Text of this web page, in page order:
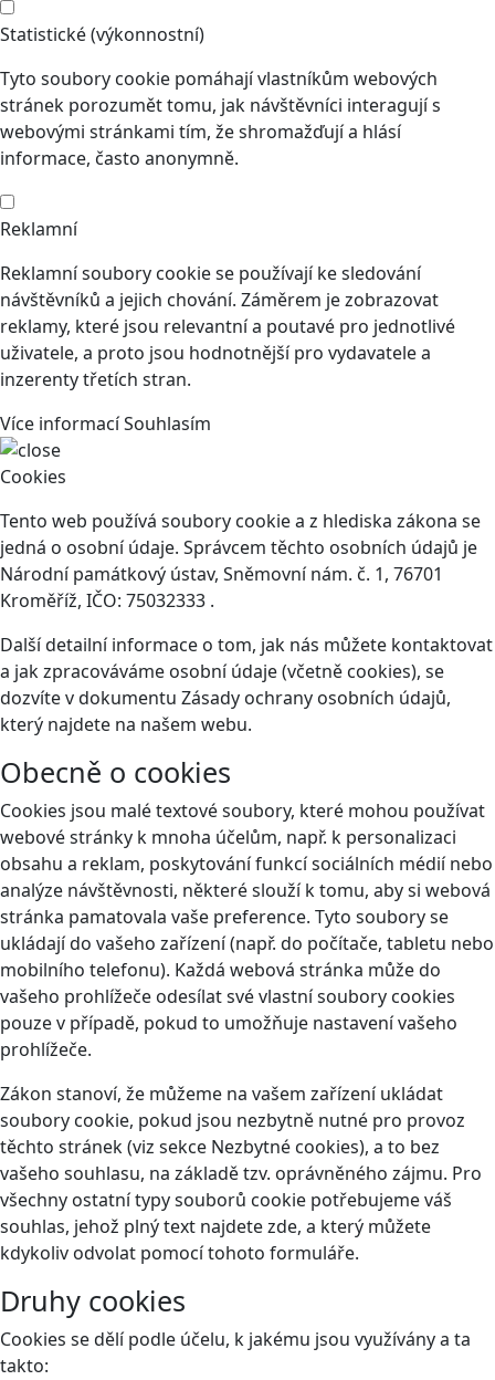
Statistické (výkonnostní)
Tyto soubory cookie pomáhají vlastníkům webových
stránek porozumět tomu, jak návštěvníci interagují s
webovými stránkami tím, že shromažďují a hlásí
informace, často anonymně.
Reklamní
Reklamní soubory cookie se používají ke sledování
návštěvníků a jejich chování. Záměrem je zobrazovat
reklamy, které jsou relevantní a poutavé pro jednotlivé
uživatele, a proto jsou hodnotnější pro vydavatele a
inzerenty třetích stran.
Více informacíSouhlasím
Cookies
Tento web používá soubory cookie a z hlediska zákona se
jedná o osobní údaje. Správcem těchto osobních údajů je
Národní památkový ústav, Sněmovní nám. č. 1, 76701
Kroměříž, IČO: 75032333 .
Další detailní informace o tom, jak nás můžete kontaktovat
a jak zpracováváme osobní údaje (včetně cookies), se
dozvíte v dokumentu Zásady ochrany osobních údajů,
který najdete na našem webu.
Obecně o cookies
Cookies jsou malé textové soubory, které mohou používat
webové stránky k mnoha účelům, např. k personalizaci
obsahu a reklam, poskytování funkcí sociálních médií nebo
analýze návštěvnosti, některé slouží k tomu, aby si webová
stránka pamatovala vaše preference. Tyto soubory se
ukládají do vašeho zařízení (např. do počítače, tabletu nebo
mobilního telefonu). Každá webová stránka může do
vašeho prohlížeče odesílat své vlastní soubory cookies
pouze v případě, pokud to umožňuje nastavení vašeho
prohlížeče.
Zákon stanoví, že můžeme na vašem zařízení ukládat
soubory cookie, pokud jsou nezbytně nutné pro provoz
těchto stránek (viz sekce Nezbytné cookies), a to bez
vašeho souhlasu, na základě tzv. oprávněného zájmu. Pro
všechny ostatní typy souborů cookie potřebujeme váš
souhlas, jehož plný text najdetezde, a který můžete
kdykoliv odvolat pomocí tohoto formuláře.
Druhy cookies
Cookies se dělí podle účelu, k jakému jsou využívány a ta
takto: